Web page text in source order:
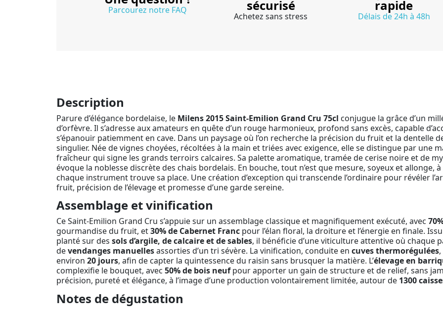
Parcourez notre FAQ sécurisé
Achetez sans stress
rapide
Délais de 24h à 48h
Description
Parure d’élégance bordelaise, le Milens 2015 Saint-Emilion Grand Cru 75cl conjugue la grâce d’un
d’orfèvre. Il s’adresse aux amateurs en quête d’un rouge harmonieux, profond sans excès, capable
s’épanouir patiemment en cave. Dans un paysage où l’on recherche la précision du fruit et la dentelle
singulier. Née de vignes choyées, récoltées à la main et triées avec exigence, elle se distingue par
fraîcheur qui signe les grands terroirs calcaires. Sa palette aromatique, tramée de cerise noire et de
évoque la noblesse discrète des chais bordelais. En bouche, tout n’est que mesure, soyeux et allonge,
chaque instrument trouve sa place. Une création d’exception qui transcende l’ordinaire pour révéler
fruit, précision de l’élevage et promesse d’une garde sereine.
Assemblage et vinification
Ce Saint-Emilion Grand Cru s’appuie sur un assemblage classique et magnifiquement exécuté, avec
gourmandise du fruit, et30% de Cabernet Franc pour l’élan floral, la droiture et l’énergie en finale.
planté sur des sols d’argile, de calcaire et de sables, il bénéficie d’une viticulture attentive où chaque
devendanges manuellesassorties d’un tri sévère. La vinification, conduite en cuves thermorégulées
environ 20 jours, afin de capter la quintessence du raisin sans brusquer la matière. L’élevage en
complexifie le bouquet, avec 50% de bois neufpour apporter un gain de structure et de relief, sans
précision, pureté et élégance, à l’image d’une production volontairement limitée, autour de 1300
Notes de dégustation